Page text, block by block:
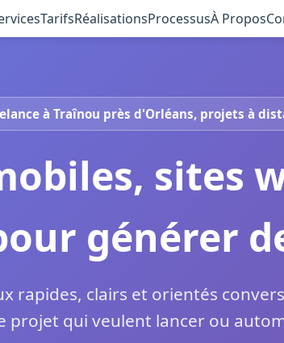
TarifsRéalisationsProcessusÀ Propos
à Traînou près d'Orléans, projets à
sites
générer
rapides, clairs et orientés
projet qui veulent lancer ou